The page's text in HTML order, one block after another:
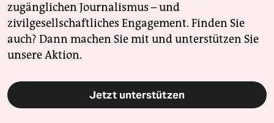
zugänglichen Journalismus – und
zivilgesellschaftliches Engagement. Finden Sie
auch? Dann machen Sie mit und unterstützen Sie
unsere Aktion.
Jetzt unterstützen